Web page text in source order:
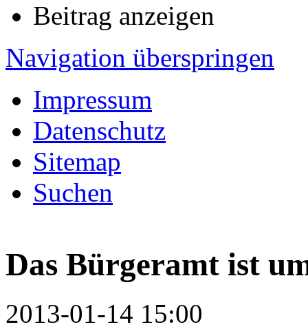
Beitrag anzeigen
Navigation überspringen
Impressum
Datenschutz
Sitemap
Suchen
Das Bürgeramt ist
2013-01-14 15:00